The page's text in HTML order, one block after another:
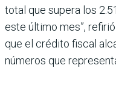
total que supera los
este último mes”,
que el crédito fiscal
números que